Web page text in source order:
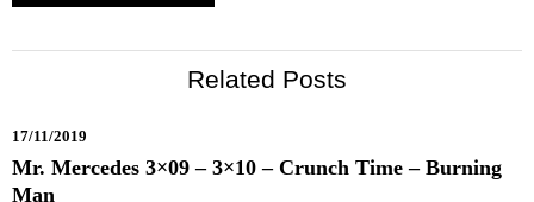
Related Posts
17/11/2019
Mr. Mercedes 3×09 – 3×10 – Crunch Time – Burning
Man